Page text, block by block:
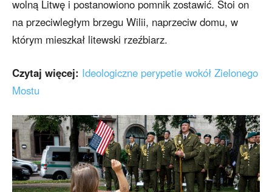
wolną Litwę i postanowiono pomnik zostawić. Stoi on
na przeciwległym brzegu Wilii, naprzeciw domu, w
którym mieszkał litewski rzeźbiarz.
Czytaj więcej: Ideologiczne perypetie wokół Zielonego
Mostu